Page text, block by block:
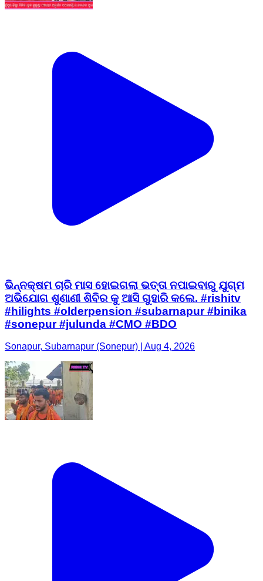
ଭିନ୍ନକ୍ଷମ ଚାରି ମାସ ହୋଇଗଲା ଭତ୍ତା ନପାଇବାରୁ ଯୁଗ୍ମ
ଅଭିଯୋଗ ଶୁଣାଣୀ ଶିବିର କୁ ଆସି ଗୁହାରି କଲେ. #rishitv
#hilights #olderpension #subarnapur #binika
#sonepur #julunda #CMO #BDO
Sonapur, Subarnapur (Sonepur) | Aug 4, 2026